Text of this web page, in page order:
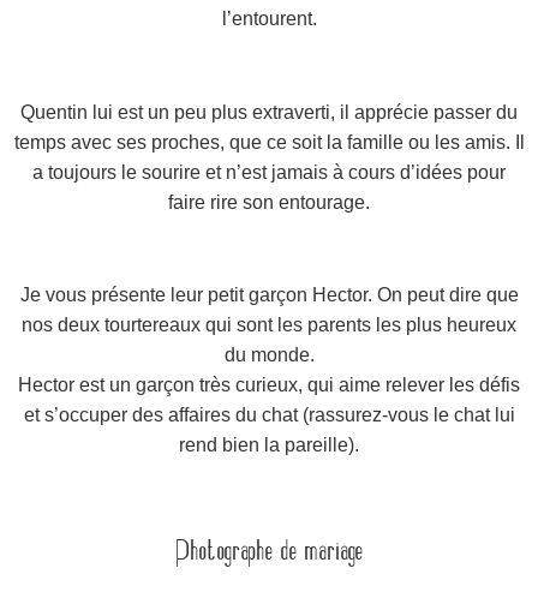
l’entourent.
Quentin lui est un peu plus extraverti, il apprécie passer du
temps avec ses proches, que ce soit la famille ou les amis. Il
a toujours le sourire et n’est jamais à cours d’idées pour
faire rire son entourage.
Je vous présente leur petit garçon Hector. On peut dire que
nos deux tourtereaux qui sont les parents les plus heureux
du monde.
Hector est un garçon très curieux, qui aime relever les défis
et s’occuper des affaires du chat (rassurez-vous le chat lui
rend bien la pareille).
Photographe de mariage